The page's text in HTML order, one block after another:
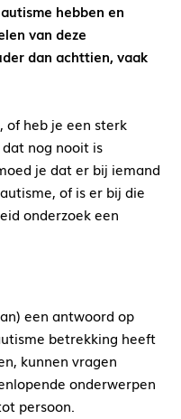
hebben en
van deze
dan achttien, vaak
of heb je een sterk
nog nooit is
je dat er bij iemand
of is er bij die
onderzoek een
een antwoord op
betrekking heeft
kunnen vragen
onderwerpen
persoon.